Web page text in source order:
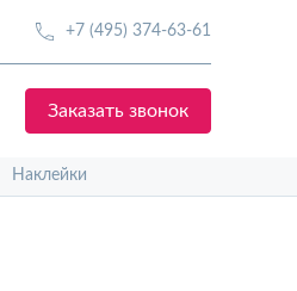
+7 (495) 374-63-61
Заказать звонок
Наклейки